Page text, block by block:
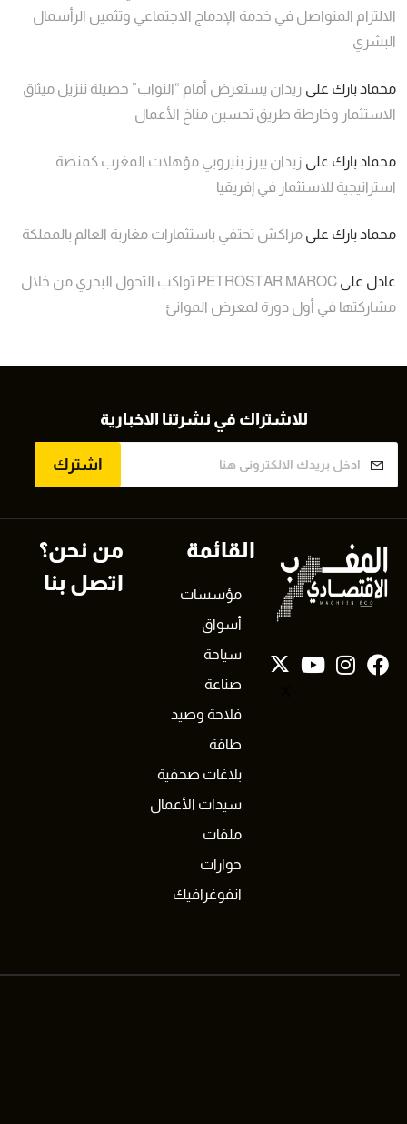
الالتزام المتواصل في خدمة الإدماج الاجتماعي وتثمين الرأسمال
البشري
محماد بارك على زيدان يستعرض أمام “النواب” حصيلة تنزيل ميثاق
الاستثمار وخارطة طريق تحسين مناخ الأعمال
محماد بارك على زيدان يبرز بنيروبي مؤهلات المغرب كمنصة
استراتيجية للاستثمار في إفريقيا
محماد بارك على مراكش تحتفي باستثمارات مغاربة العالم بالمملكة
عادل على
PETROSTAR MAROC تواكب التحول البحري من خلال
مشاركتها في أول دورة لمعرض الموانئ
للاشتراك في نشرتنا الاخبارية
اشترك
القائمة
مؤسسات
أسواق
سياحة
صناعة
فلاحة وصيد
طاقة
بلاغات صحفية
سيدات الأعمال
ملفات
حوارات
انفوغرافيك
من نحن؟
اتصل بنا